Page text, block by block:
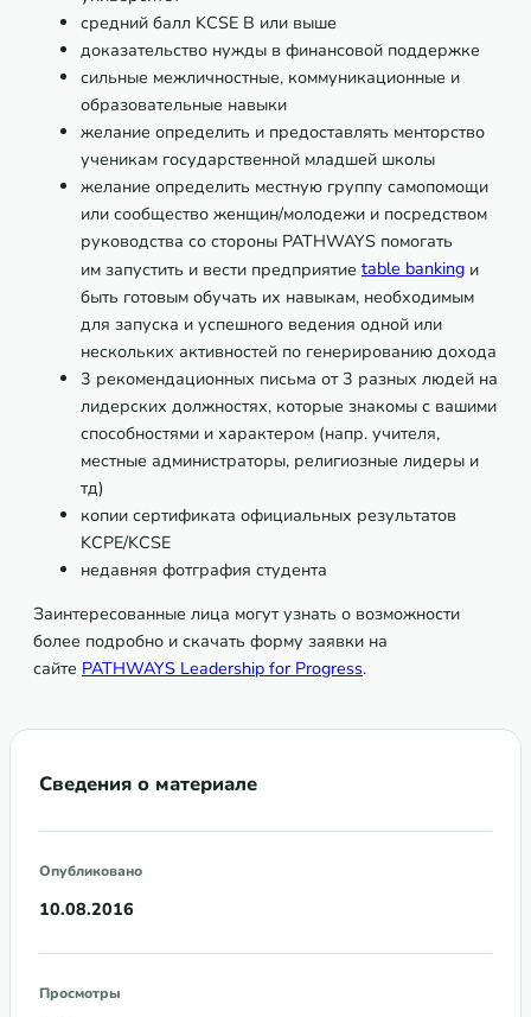
средний балл KCSE B или выше
доказательство нужды в финансовой поддержке
сильные межличностные, коммуникационные и
образовательные навыки
желание определить и предоставлять менторство
ученикам государственной младшей школы
желание определить местную группу самопомощи
или сообщество женщин/молодежи и посредством
руководства со стороны PATHWAYS помогать
им запустить и вести предприятие table banking и
быть готовым обучать их навыкам, необходимым
для запуска и успешного ведения одной или
нескольких активностей по генерированию дохода
3 рекомендационных письма от 3 разных людей на
лидерских должностях, которые знакомы с вашими
способностями и характером (напр. учителя,
местные администраторы, религиозные лидеры и
тд)
копии сертификата официальных результатов
KCPE/KCSE
недавняя фотграфия студента
Заинтересованные лица могут узнать о возможности
более подробно и скачать форму заявки на
сайте PATHWAYS Leadership for Progress.
Сведения о материале
Опубликовано
10.08.2016
Просмотры